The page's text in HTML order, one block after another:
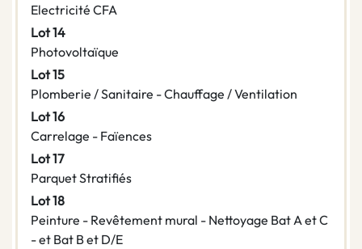
Electricité CFA
Lot 14
Photovoltaïque
Lot 15
Plomberie / Sanitaire - Chauffage / Ventilation
Lot 16
Carrelage - Faïences
Lot 17
Parquet Stratifiés
Lot 18
Peinture - Revêtement mural - Nettoyage Bat A et C
- et Bat B et D/E